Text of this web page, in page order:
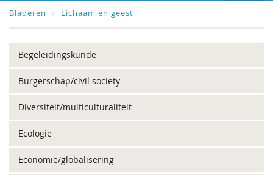
Bladeren Lichaam en geest
Begeleidingskunde
Burgerschap/civil society
Diversiteit/multiculturaliteit
Ecologie
Economie/globalisering